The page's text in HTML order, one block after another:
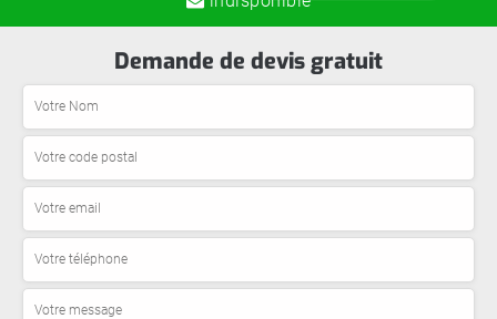
Demande de devis gratuit